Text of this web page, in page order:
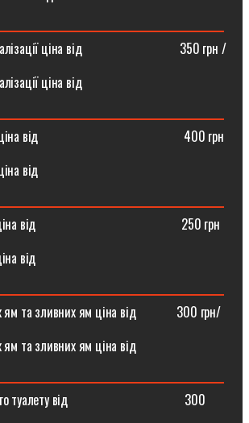
ціна від ⠀⠀⠀⠀⠀⠀⠀⠀⠀⠀350 грн /
ціна від
ціна від ⠀⠀⠀⠀⠀⠀⠀⠀⠀⠀⠀⠀⠀⠀⠀400 грн
від
ціна від ⠀⠀⠀⠀⠀⠀⠀⠀⠀⠀⠀⠀⠀⠀⠀250 грн
від
ям та зливних ям ціна від ⠀⠀⠀⠀300 грн/
ям та зливних ям ціна від
туалету від ⠀⠀⠀⠀⠀⠀⠀⠀⠀⠀⠀⠀300